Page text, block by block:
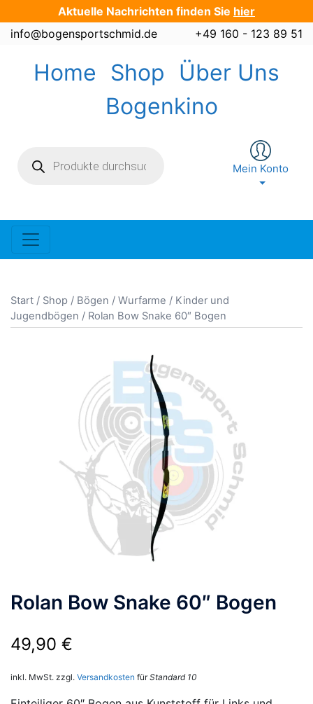
Inhalt
springen
Aktuelle Nachrichten finden Sie hier
info@bogensportschmid.de
+49 160 - 123 89 51
Home Shop
Über Uns
Bogenkino
search
Mein Konto
Start / Shop / Bögen / Wurfarme / Kinder und
Jugendbögen / Rolan Bow Snake 60″ Bogen
Rolan Bow Snake 60″ Bogen
49,90 €
inkl. MwSt. zzgl. Versandkosten fürStandard 10